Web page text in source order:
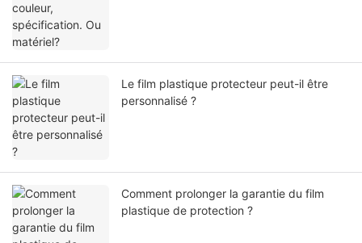
Le film plastique protecteur peut-il être
personnalisé ?
Comment prolonger la garantie du film
plastique de protection ?